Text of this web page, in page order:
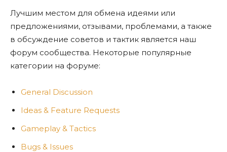
Лучшим местом для обмена идеями или
предложениями, отзывами, проблемами, а также
в обсуждение советов и тактик является наш
форум сообщества. Некоторые популярные
категории на форуме:
General Discussion
Ideas & Feature Requests
Gameplay & Tactics
Bugs & Issues